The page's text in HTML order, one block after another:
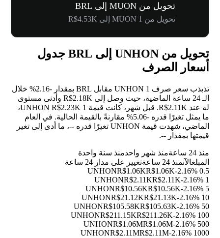
تحويل من MUON إلى BRL
تحويل من 1 MUON إلى R$4.53K
تحويل من UNHON إلى BRL جدول
أسعار الصرف
تذبذب سعر صرف 1 UNHON مقابل BRL بمقدار -2.16%
خلال
الـ 24 ساعة الماضية، حيث وصل إلى R$2.18K وأدنى مستوى
له عند R$2.11K. قبل شهر، كانت قيمة 1 UNHON R$2.23K،
ما يمثل تغيرًا قدره -5.06%
مقارنةً بالقيمة الحالية. في العام
الماضي، شهدت قيمة UNHON تغيرًا قدره
--، ما أدى إلى تغير
قيمتها بمقدار --
.
منذ 24 ساعة منذ شهر واحدمنذ سنة واحدة
المبلغالآنمنذ 24 ساعة
تغيير على مدار 24 ساعة
0.5 UNHON
R$1.06KR$1.06K-2.16%
1 UNHON
R$2.11KR$2.11K-2.16%
5 UNHON
R$10.56KR$10.56K-2.16%
10 UNHON
R$21.12KR$21.13K-2.16%
50 UNHON
R$105.58KR$105.63K-2.16%
100 UNHON
R$211.15KR$211.26K-2.16%
500 UNHON
R$1.06MR$1.06M-2.16%
1000 UNHON
R$2.11MR$2.11M-2.16%